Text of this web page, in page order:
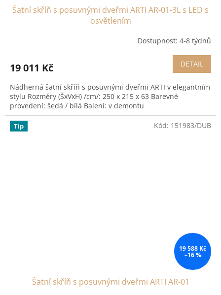
Šatní skříň s posuvnými dveřmi ARTI AR-01-3L s LED s
osvětlením
Dostupnost: 4-8 týdnů
19 011 Kč DETAIL
Nádherná šatní skříň s posuvnými dveřmi ARTI v elegantním
stylu Rozměry (ŠxVxH) /cm/: 250 x 215 x 63 Barevné
provedení: šedá / bílá Balení: v demontu
Tip
19 588 Kč
–16 %
Šatní skříň s posuvnými dveřmi ARTI AR-01
Kód: 151983/DUB